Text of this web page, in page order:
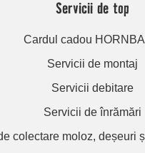
Servicii de top
Cardul cadou
Servicii de montaj
Servicii debitare
Servicii de înrămări
colectare moloz, deșeuri